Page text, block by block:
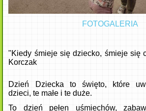
FOTOGALERIA
"Kiedy śmieje się dziecko, śmieje się
Korczak
Dzień Dziecka to święto, które
dzieci, te małe i te duże.
To dzień pełen uśmiechów,